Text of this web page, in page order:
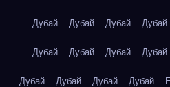
Дубай Дубай Дубай Дубай
Дубай Дубай Дубай Дубай
Дубай Дубай Дубай Дубай